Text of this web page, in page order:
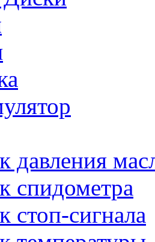
давления
спидометра
стоп-сигнала